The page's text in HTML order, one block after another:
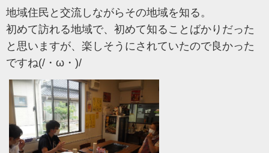
地域住民と交流しながらその地域を知る。
初めて訪れる地域で、初めて知ることばかりだった
と思いますが、楽しそうにされていたので良かった
ですね(/・ω・)/